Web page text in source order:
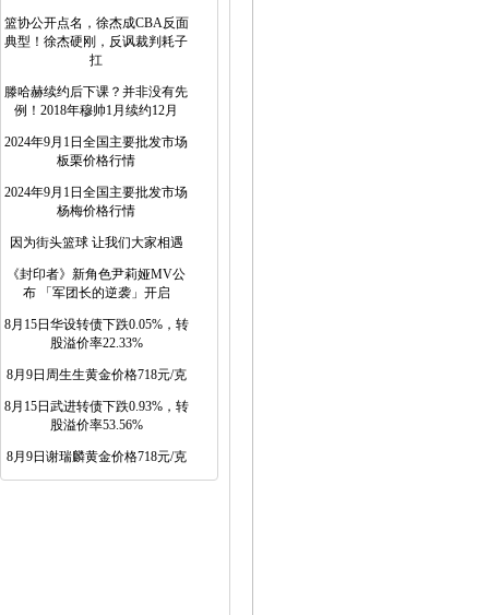
篮协公开点名，徐杰成CBA反面
典型！徐杰硬刚，反讽裁判耗子
扛
滕哈赫续约后下课？并非没有先
例！2018年穆帅1月续约12月
2024年9月1日全国主要批发市场
板栗价格行情
2024年9月1日全国主要批发市场
杨梅价格行情
因为街头篮球 让我们大家相遇
《封印者》新角色尹莉娅MV公
布 「军团长的逆袭」开启
8月15日华设转债下跌0.05%，转
股溢价率22.33%
8月9日周生生黄金价格718元/克
8月15日武进转债下跌0.93%，转
股溢价率53.56%
8月9日谢瑞麟黄金价格718元/克